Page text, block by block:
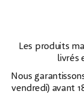
Les produits
livrés
Nous
vendredi) avant